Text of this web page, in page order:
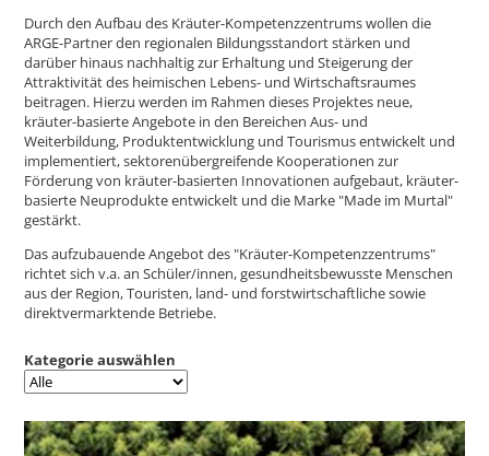
Durch den Aufbau des Kräuter-Kompetenzzentrums wollen die
ARGE-Partner den regionalen Bildungsstandort stärken und
darüber hinaus nachhaltig zur Erhaltung und Steigerung der
Attraktivität des heimischen Lebens- und Wirtschaftsraumes
beitragen. Hierzu werden im Rahmen dieses Projektes neue,
kräuter-basierte Angebote in den Bereichen Aus- und
Weiterbildung, Produktentwicklung und Tourismus entwickelt und
implementiert, sektorenübergreifende Kooperationen zur
Förderung von kräuter-basierten Innovationen aufgebaut, kräuter-
basierte Neuprodukte entwickelt und die Marke "Made im Murtal"
gestärkt.
Das aufzubauende Angebot des "Kräuter-Kompetenzzentrums"
richtet sich v.a. an Schüler/innen, gesundheitsbewusste Menschen
aus der Region, Touristen, land- und forstwirtschaftliche sowie
direktvermarktende Betriebe.
Kategorie auswählen